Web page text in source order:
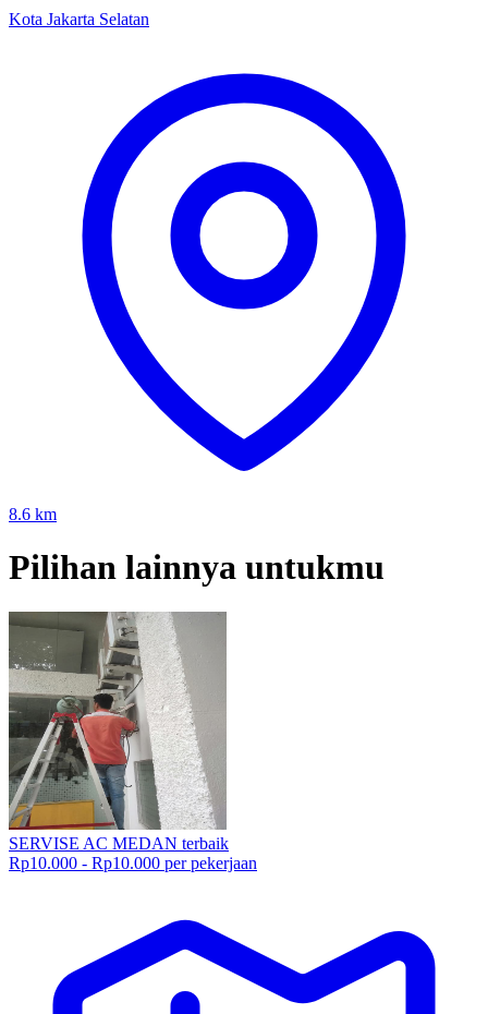
Kota Jakarta Selatan
8.6 km
Pilihan lainnya untukmu
SERVISE AC MEDAN terbaik
Rp10.000 - Rp10.000 per pekerjaan